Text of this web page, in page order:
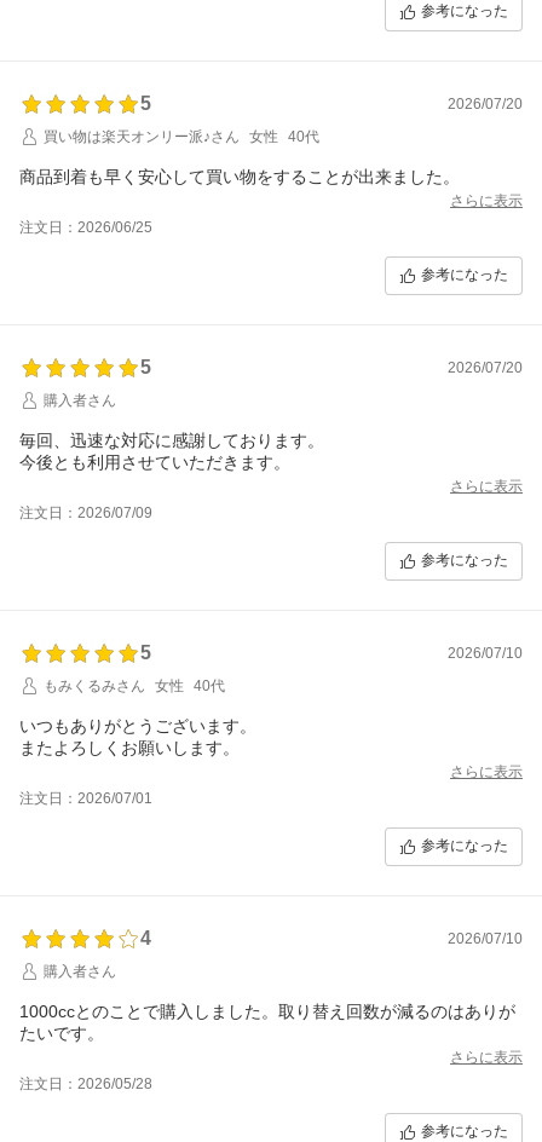
参考になった
5
2026/07/20
買い物は楽天オンリー派♪さん
女性 40代
商品到着も早く安心して買い物をすることが出来ました。
さらに表示
注文日：2026/06/25
参考になった
5
2026/07/20
購入者さん
毎回、迅速な対応に感謝しております。
今後とも利用させていただきます。
さらに表示
注文日：2026/07/09
参考になった
5
2026/07/10
もみくるみさん
女性 40代
いつもありがとうございます。
またよろしくお願いします。
さらに表示
注文日：2026/07/01
参考になった
4
2026/07/10
購入者さん
1000ccとのことで購入しました。取り替え回数が減るのはありが
たいです。
さらに表示
注文日：2026/05/28
参考になった